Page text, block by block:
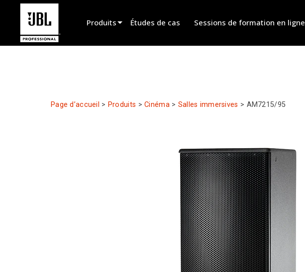
Produits
Enregistrement et broadcast
Études de cas Sessions de formation en ligne
Page d’accueil > Produits >Cinéma> Salles immersives > AM7215/95